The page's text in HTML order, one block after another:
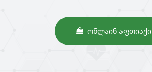
ᲝᲜᲚᲐᲘᲜ ᲐᲤᲗᲘᲐᲥᲘ